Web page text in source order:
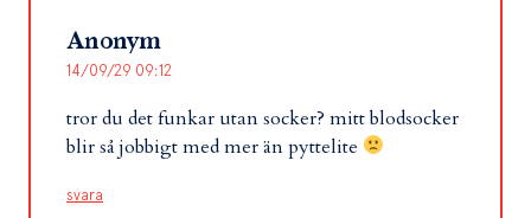
Anonym
14/09/29 09:12
tror du det funkar utan socker? mitt blodsocker
blir så jobbigt med mer än pyttelite
svara